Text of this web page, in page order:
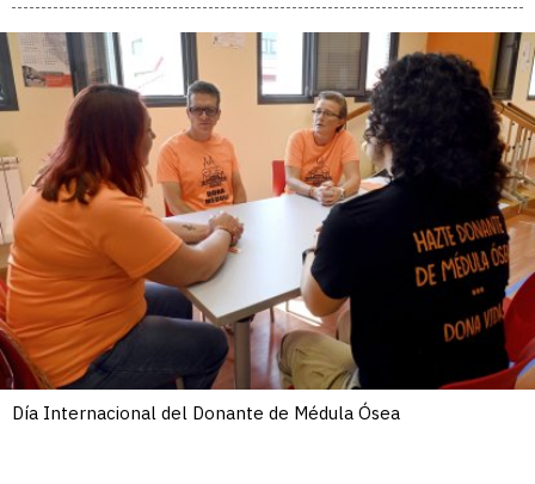
Día Internacional del Donante de Médula Ósea